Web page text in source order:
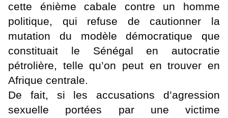
cette énième cabale contre un homme
politique, qui refuse de cautionner la
mutation du modèle démocratique que
constituait le Sénégal en autocratie
pétrolière, telle qu’on peut en trouver en
Afrique centrale.
De fait, si les accusations d’agression
sexuelle portées par une victime